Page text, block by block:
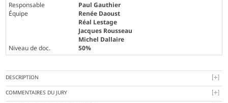
Responsable
Paul Gauthier
Équipe
Renée Daoust
Réal Lestage
Jacques Rousseau
Michel Dallaire
Niveau de doc.
50%
DESCRIPTION
COMMENTAIRES DU JURY